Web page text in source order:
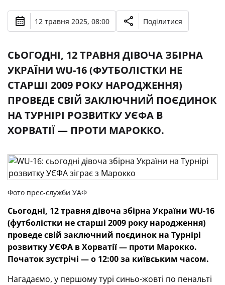
12 травня 2025, 08:00 Поділитися
СЬОГОДНІ, 12 ТРАВНЯ ДІВОЧА ЗБІРНА
УКРАЇНИ WU-16 (ФУТБОЛІСТКИ НЕ
СТАРШІ 2009 РОКУ НАРОДЖЕННЯ)
ПРОВЕДЕ СВІЙ ЗАКЛЮЧНИЙ ПОЄДИНОК
НА ТУРНІРІ РОЗВИТКУ УЄФА В
ХОРВАТІЇ — ПРОТИ МАРОККО.
Фото прес-служби УАФ
Сьогодні, 12 травня дівоча збірна України WU-16
(футболістки не старші 2009 року народження)
проведе свій заключний поєдинок на Турнірі
розвитку УЄФА в Хорватії — проти Марокко.
Початок зустрічі — о 12:00 за київським часом.
Нагадаємо, у першому турі синьо-жовті по пенальті